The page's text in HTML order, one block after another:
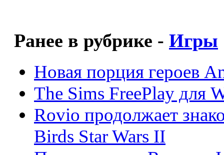
Ранее в рубрике - Игры
Новая порция героев
The Sims FreePlay для
Rovio продолжает
Birds Star Wars II